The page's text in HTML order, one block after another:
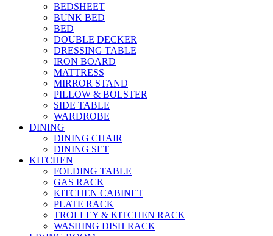
BEDSHEET
BUNK BED
BED
DOUBLE DECKER
DRESSING TABLE
IRON BOARD
MATTRESS
MIRROR STAND
PILLOW & BOLSTER
SIDE TABLE
WARDROBE
DINING
DINING CHAIR
DINING SET
KITCHEN
FOLDING TABLE
GAS RACK
KITCHEN CABINET
PLATE RACK
TROLLEY & KITCHEN RACK
WASHING DISH RACK